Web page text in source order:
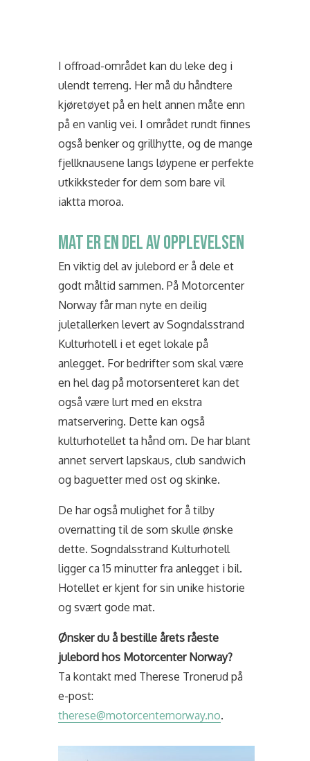
I offroad-området kan du leke deg i
ulendt terreng. Her må du håndtere
kjøretøyet på en helt annen måte enn
på en vanlig vei. I området rundt finnes
også benker og grillhytte, og de mange
fjellknausene langs løypene er perfekte
utkikksteder for dem som bare vil
iaktta moroa.
MAT ER EN DEL AV OPPLEVELSEN
En viktig del av julebord er å dele et
godt måltid sammen. På Motorcenter
Norway får man nyte en deilig
juletallerken levert av Sogndalsstrand
Kulturhotell i et eget lokale på
anlegget. For bedrifter som skal være
en hel dag på motorsenteret kan det
også være lurt med en ekstra
matservering. Dette kan også
kulturhotellet ta hånd om. De har blant
annet servert lapskaus, club sandwich
og baguetter med ost og skinke.
De har også mulighet for å tilby
overnatting til de som skulle ønske
dette. Sogndalsstrand Kulturhotell
ligger ca 15 minutter fra anlegget i bil.
Hotellet er kjent for sin unike historie
og svært gode mat.
Ønsker du å bestille årets råeste
julebord hos Motorcenter Norway?
Ta kontakt med Therese Tronerud på
e-post:
therese@motorcenternorway.no.